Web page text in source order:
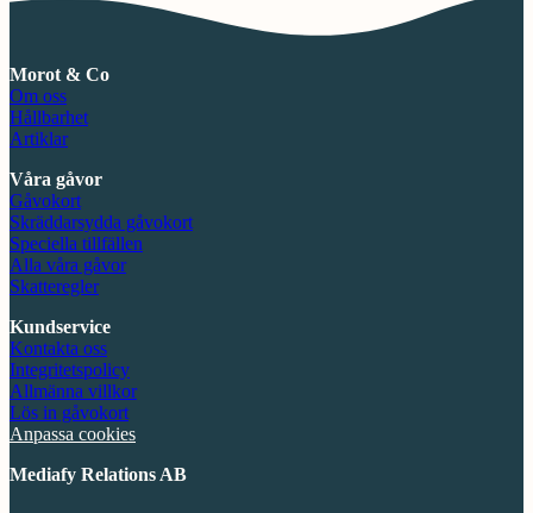
Morot & Co
Om oss
Hållbarhet
Artiklar
Våra gåvor
Gåvokort
Skräddarsydda gåvokort
Speciella tillfällen
Alla våra gåvor
Skatteregler
Kundservice
Kontakta oss
Integritetspolicy
Allmänna villkor
Lös in gåvokort
Anpassa cookies
Mediafy Relations AB